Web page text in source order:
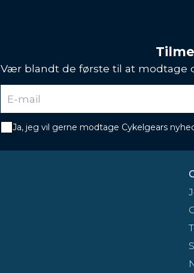
Vær blandt de første til at modtage
Ja, jeg vil gerne modtage Cykelgears